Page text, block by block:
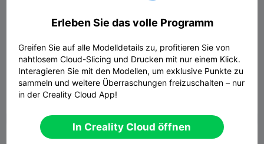
Shopping Bag Handle
100.86KB Zugehöriges 3D-Modell
Kommentar
Erleben Sie das volle Programm
Greifen Sie auf alle Modelldetails zu, profitieren Sie von
nahtlosem Cloud-Slicing und Drucken mit nur einem Klick.
Interagieren Sie mit den Modellen, um exklusive Punkte zu
sammeln und weitere Überraschungen freizuschalten – nur
in der Creality Cloud App!
In Creality Cloud öffnen